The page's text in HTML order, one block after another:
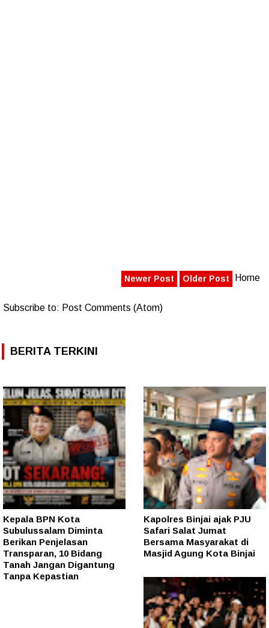
Newer Post Older Post Home
Subscribe to: Post Comments (Atom)
BERITA TERKINI
Kepala BPN Kota
Subulussalam Diminta
Berikan Penjelasan
Transparan, 10 Bidang
Tanah Jangan Digantung
Tanpa Kepastian
Kapolres Binjai ajak PJU
Safari Salat Jumat
Bersama Masyarakat di
Masjid Agung Kota Binjai